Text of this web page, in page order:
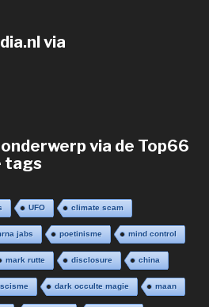
via
via de Top66
tags
UFO climate scam
jabs poetinisme mind control
mark rutte disclosure china
dark occulte magie maan